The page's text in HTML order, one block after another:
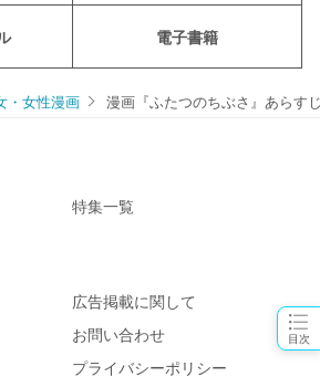
目次
電子書籍
・女性漫画 漫画『ふたつのちぶさ』あらす
特集一覧
広告掲載に関して
お問い合わせ
プライバシーポリシー